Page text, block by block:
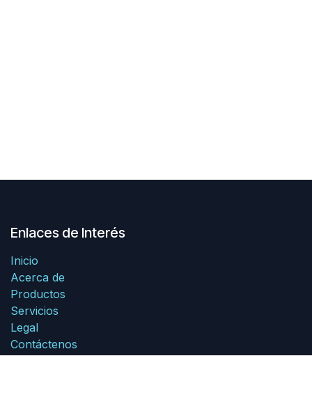
Enlaces de Interés
Inicio
Acerca de
Productos
Servicios
Legal
Contáctenos